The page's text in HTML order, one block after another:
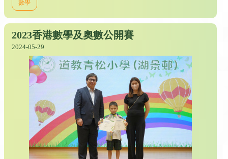
數學
2023香港數學及奧數公開賽
2024-05-29